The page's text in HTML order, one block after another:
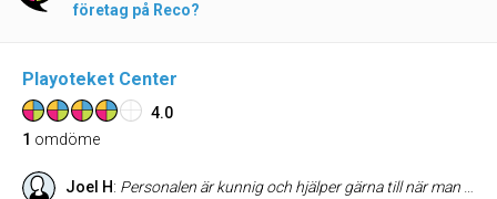
företag på Reco?
Playoteket Center
4.0
1 omdöme
Joel H: Personalen är kunnig och hjälper gärna till när man stöter på problem. Sortimentet är stort och det kan ofta vara svårt att hitta en speciell vara, men här är det ganska troligt att den finns. Mysig stämning råder i lokalen. Favorit-affären! ;)